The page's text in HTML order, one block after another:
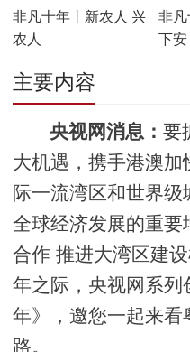
非凡十年丨新农人 兴
农人
非凡
下安
主要内容
央视网消息： 要
大机遇，携手港澳加
际一流湾区和世界
全球经济发展的重要
合作 推进大湾区建
年之际，央视网系列
年》，邀您一起来看
路。